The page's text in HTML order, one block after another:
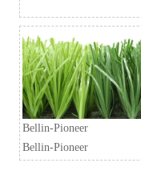
Bellin-Pioneer
Bellin-Pioneer